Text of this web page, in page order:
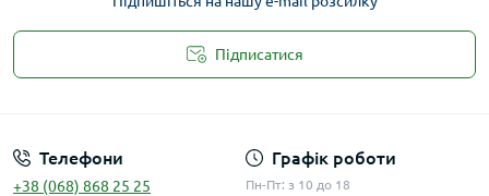
Підписатися
Телефони
+38 (068) 868 25 25
Графік роботи
Пн-Пт: з 10 до 18